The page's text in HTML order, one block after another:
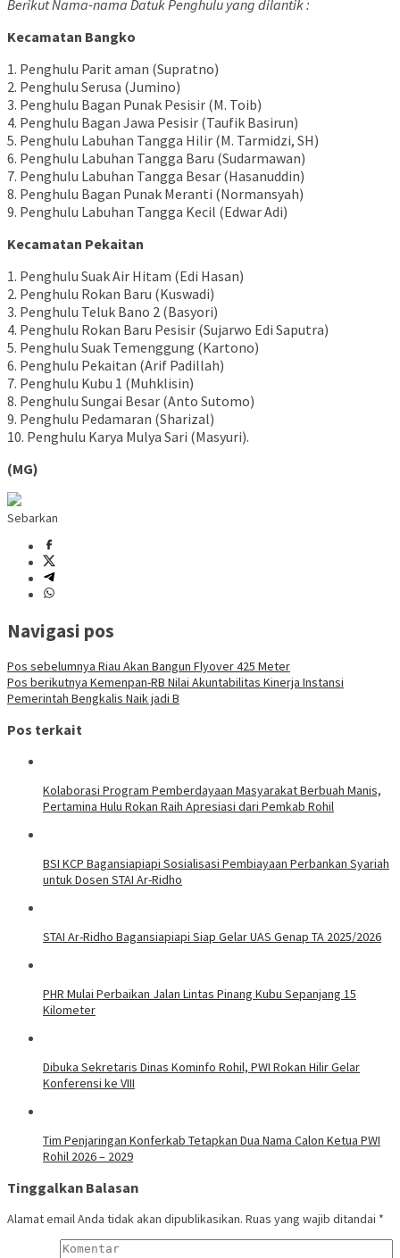
Berikut Nama-nama Datuk Penghulu yang dilantik :
Kecamatan Bangko
1. Penghulu Parit aman (Supratno)
2. Penghulu Serusa (Jumino)
3. Penghulu Bagan Punak Pesisir (M. Toib)
4. Penghulu Bagan Jawa Pesisir (Taufik Basirun)
5. Penghulu Labuhan Tangga Hilir (M. Tarmidzi, SH)
6. Penghulu Labuhan Tangga Baru (Sudarmawan)
7. Penghulu Labuhan Tangga Besar (Hasanuddin)
8. Penghulu Bagan Punak Meranti (Normansyah)
9. Penghulu Labuhan Tangga Kecil (Edwar Adi)
Kecamatan Pekaitan
1. Penghulu Suak Air Hitam (Edi Hasan)
2. Penghulu Rokan Baru (Kuswadi)
3. Penghulu Teluk Bano 2 (Basyori)
4. Penghulu Rokan Baru Pesisir (Sujarwo Edi Saputra)
5. Penghulu Suak Temenggung (Kartono)
6. Penghulu Pekaitan (Arif Padillah)
7. Penghulu Kubu 1 (Muhklisin)
8. Penghulu Sungai Besar (Anto Sutomo)
9. Penghulu Pedamaran (Sharizal)
10. Penghulu Karya Mulya Sari (Masyuri).
(MG)
Sebarkan
Navigasi pos
Pos sebelumnya Riau Akan Bangun Flyover 425 Meter
Pos berikutnya Kemenpan-RB Nilai Akuntabilitas Kinerja Instansi
Pemerintah Bengkalis Naik jadi B
Pos terkait
Kolaborasi Program Pemberdayaan Masyarakat Berbuah Manis,
Pertamina Hulu Rokan Raih Apresiasi dari Pemkab Rohil
BSI KCP Bagansiapiapi Sosialisasi Pembiayaan Perbankan Syariah
untuk Dosen STAI Ar-Ridho
STAI Ar-Ridho Bagansiapiapi Siap Gelar UAS Genap TA 2025/2026
PHR Mulai Perbaikan Jalan Lintas Pinang Kubu Sepanjang 15
Kilometer
Dibuka Sekretaris Dinas Kominfo Rohil, PWI Rokan Hilir Gelar
Konferensi ke VIII
Tim Penjaringan Konferkab Tetapkan Dua Nama Calon Ketua PWI
Rohil 2026 – 2029
Tinggalkan Balasan
Alamat email Anda tidak akan dipublikasikan. Ruas yang wajib ditandai *